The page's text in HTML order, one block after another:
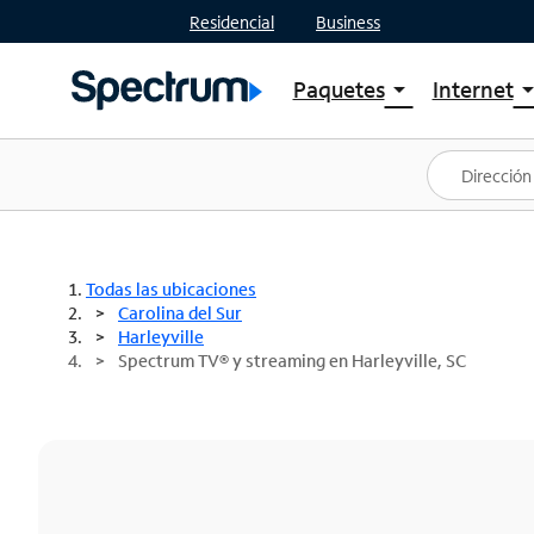
Residencial Business
Paquetesarrow_drop_down
Ver paquetes
Spectrum One
Mejores ofertas
Internetarrow_drop_down
Planes
Todas las ubicaciones
Carolina del Sur
Harleyville
Spectrum TV® y streaming en Harleyville, SC